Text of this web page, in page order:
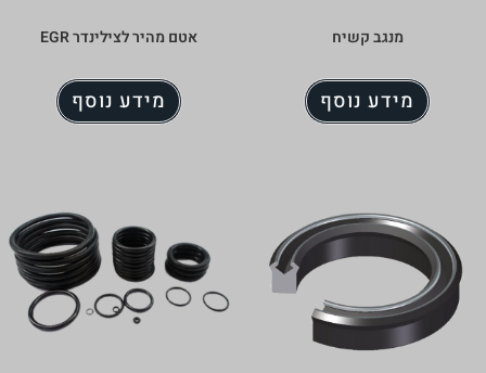
אטם מהיר לצילינדר EGR
מידע נוסף